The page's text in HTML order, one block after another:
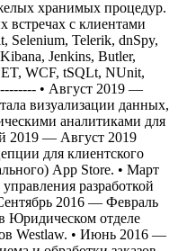
хранимых процедур.
встречах с клиентами
Selenium, Telerik, dnSpy,
Jenkins, Butler,
WCF, tSQLt, NUnit,
• Август 2019 —
визуализации данных,
аналитиками для
2019 — Август 2019
для клиентского
App Store. • Март
разработкой
2016 — Февраль
Юридическом отделе
Westlaw. • Июнь 2016 —